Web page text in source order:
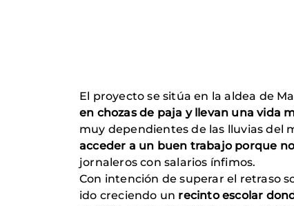
El proyecto se sitúa en la aldea de
en chozas de paja y llevan una vida
muy dependientes de las lluvias del
acceder a un buen trabajo porque
jornaleros con salarios ínfimos.
Con intención de superar el retraso
ido creciendo un recinto escolar